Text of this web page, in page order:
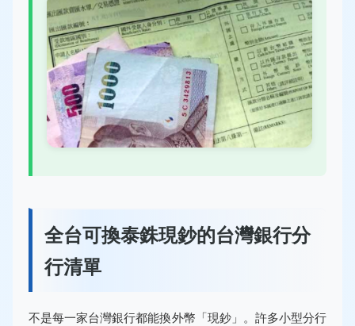
全台可換泰銖現鈔的台灣銀行分
行清單
不是每一家台灣銀行都能換外幣「現鈔」。許多小型分行